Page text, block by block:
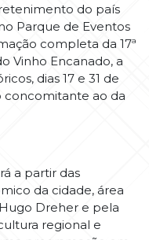
do país
Parque de Eventos
completa da 17ª
Vinho Encanado, a
dias 17 e 31 de
concomitante ao da
a partir das
da cidade, área
Dreher e pela
regional e